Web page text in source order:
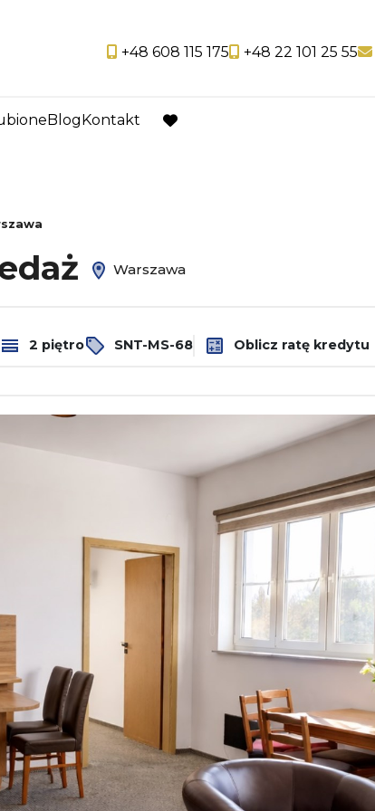
+48 608 115 175 +48 22 101 25 55
BlogKontakt
favorite
Warszawa
2 piętro SNT-MS-68 Oblicz ratę kredytu